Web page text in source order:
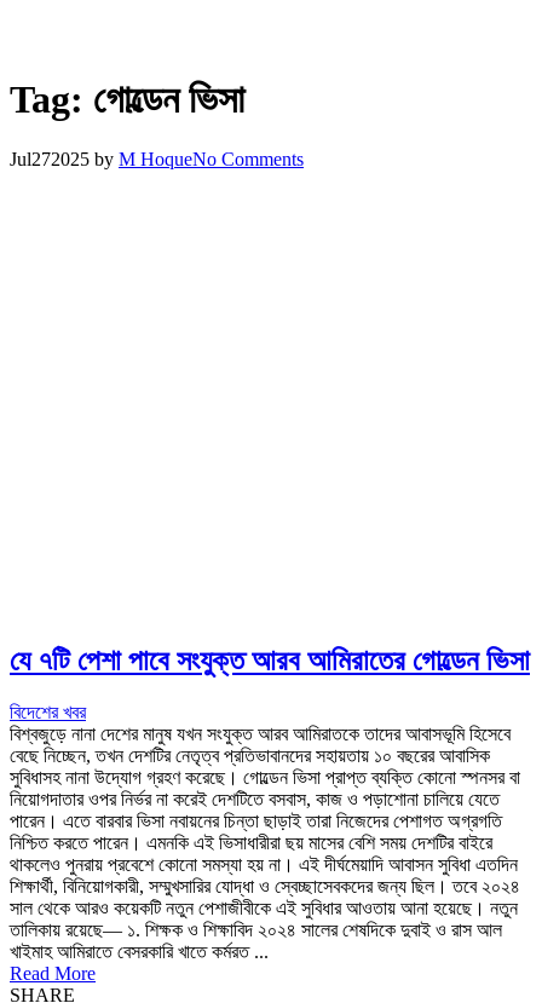
Tag: গোল্ডেন ভিসা
Jul272025 by M HoqueNo Comments
যে ৭টি পেশা পাবে সংযুক্ত আরব আমিরাতের গোল্ডেন ভিসা
বিদেশের খবর
বিশ্বজুড়ে নানা দেশের মানুষ যখন সংযুক্ত আরব আমিরাতকে তাদের আবাসভূমি হিসেবে
বেছে নিচ্ছেন, তখন দেশটির নেতৃত্ব প্রতিভাবানদের সহায়তায় ১০ বছরের আবাসিক
সুবিধাসহ নানা উদ্যোগ গ্রহণ করেছে। গোল্ডেন ভিসা প্রাপ্ত ব্যক্তি কোনো স্পনসর বা
নিয়োগদাতার ওপর নির্ভর না করেই দেশটিতে বসবাস, কাজ ও পড়াশোনা চালিয়ে যেতে
পারেন। এতে বারবার ভিসা নবায়নের চিন্তা ছাড়াই তারা নিজেদের পেশাগত অগ্রগতি
নিশ্চিত করতে পারেন। এমনকি এই ভিসাধারীরা ছয় মাসের বেশি সময় দেশটির বাইরে
থাকলেও পুনরায় প্রবেশে কোনো সমস্যা হয় না। এই দীর্ঘমেয়াদি আবাসন সুবিধা এতদিন
শিক্ষার্থী, বিনিয়োগকারী, সম্মুখসারির যোদ্ধা ও স্বেচ্ছাসেবকদের জন্য ছিল। তবে ২০২৪
সাল থেকে আরও কয়েকটি নতুন পেশাজীবীকে এই সুবিধার আওতায় আনা হয়েছে। নতুন
তালিকায় রয়েছে— ১. শিক্ষক ও শিক্ষাবিদ ২০২৪ সালের শেষদিকে দুবাই ও রাস আল
খাইমাহ আমিরাতে বেসরকারি খাতে কর্মরত ...
Read More
SHARE